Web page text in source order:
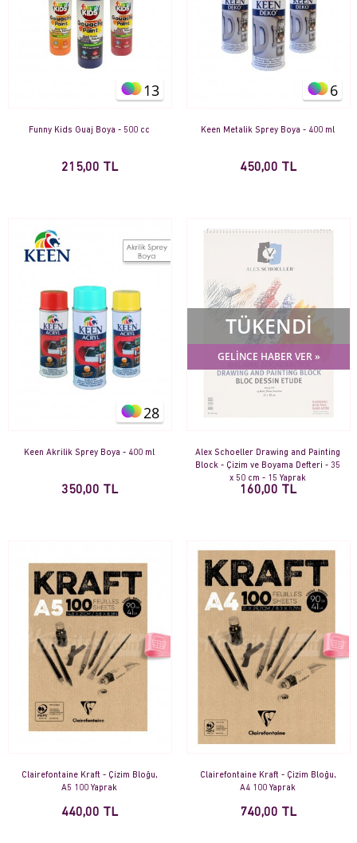
13
Funny Kids Guaj Boya - 500 cc
215,00 TL
6
Keen Metalik Sprey Boya - 400 ml
450,00 TL
28
Keen Akrilik Sprey Boya - 400 ml
350,00 TL
TÜKENDİ
GELİNCE HABER VER »
Alex Schoeller Drawing and Painting
Block - Çizim ve Boyama Defteri - 35
x 50 cm - 15 Yaprak
160,00 TL
Clairefontaine Kraft - Çizim Bloğu,
A5 100 Yaprak
440,00 TL
Clairefontaine Kraft - Çizim Bloğu,
A4 100 Yaprak
740,00 TL